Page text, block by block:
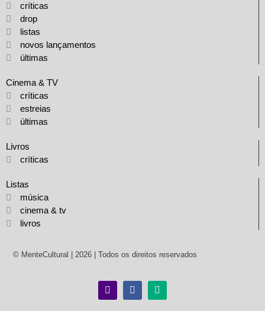
críticas
drop
listas
novos lançamentos
últimas
Cinema & TV
críticas
estreias
últimas
Livros
críticas
Listas
música
cinema & tv
livros
© MenteCultural | 2026 | Todos os direitos reservados